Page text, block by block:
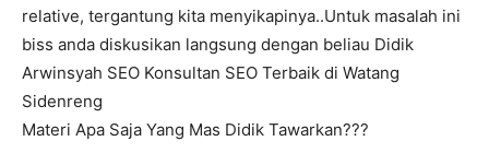
relative, tergantung kita menyikapinya..Untuk masalah ini
biss anda diskusikan langsung dengan beliau Didik
Arwinsyah SEO Konsultan SEO Terbaik di Watang
Sidenreng
Materi Apa Saja Yang Mas Didik Tawarkan???